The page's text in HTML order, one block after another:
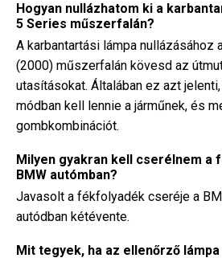
Hogyan nullázhatom ki a
5 Series műszerfalán?
A karbantartási lámpa nullázásához
(2000) műszerfalán kövesd az
utasításokat. Általában ez azt
módban kell lennie a járműnek, és
gombkombinációt.
Milyen gyakran kell cserélnem a
BMW autómban?
Javasolt a fékfolyadék cseréje a
autódban kétévente.
Mit tegyek, ha az ellenőrző lámpa